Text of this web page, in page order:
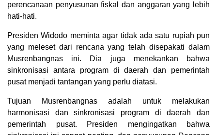
perencanaan penyusunan fiskal dan anggaran yang lebih
hati-hati.
Presiden Widodo meminta agar tidak ada satu rupiah pun
yang meleset dari rencana yang telah disepakati dalam
Musrenbangnas ini. Dia juga menekankan bahwa
sinkronisasi antara program di daerah dan pemerintah
pusat menjadi tantangan yang perlu diatasi.
Tujuan Musrenbangnas adalah untuk melakukan
harmonisasi dan sinkronisasi program di daerah dan
pemerintah pusat. Presiden mengingatkan bahwa